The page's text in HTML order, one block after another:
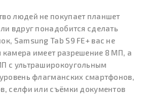
людей не покупает планшет
вдруг понадобится сделать
Samsung Tab S9 FE+ вас не
камера имеет разрешение 8 МП, а
с ультраширокоугольным
флагманских смартфонов,
селфи или съёмки документов